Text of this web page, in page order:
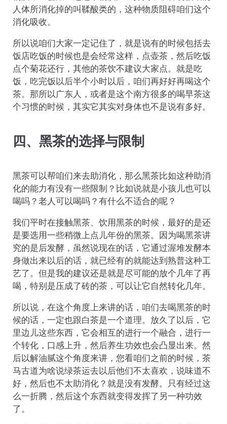
人体所消化掉的叫鞣酸类的，这种物质阻碍咱们这个
消化吸收。
所以说咱们大家一定记住了，就是说有的时候包括去
饭店吃饭的时候也是会经常这样，点壶茶，然后吃饭
点个菊花还行，其他的茶饮不建议大家点。就是吃
饭，吃完饭以后半个小时以后，咱们再好好再喝这个
茶。那所以广东人，或者是这个南方很多的喝早茶这
个习惯的时候，其实它其实对身体也不是说有多好。
四、黑茶的选择与限制
黑茶可以帮咱们来去助消化，那么黑茶比如这种助消
化的能力有没有一些限制？比如说就是小孩儿也可以
喝吗？老人可以喝吗？有什么不适合的呢？
我们平时在接触黑茶、饮用黑茶的时候，最好的是还
是要选用一些稍微上点儿年份的黑茶。因为喝黑茶讲
究的是后发酵，虽然说现在的话，它通过渥堆发酵本
身做出来以后的话，就已经有的就能达到熟普这种工
艺了。但是我的建议还是就是尽可能的放个几年了再
喝，特别是压成了砖的茶，可以让它自然转化几年。
所以说，在这个角度上来讲的话，咱们去喝黑茶的时
候的话，一定也跟白茶是一个道理。放久了以后，它
里边儿这些东西，它会相互的进行一个融合，进行一
个转化，口感上升，然后养生功效也会凸显出来。然
后以解油腻这个角度来讲，您看咱们之前的时候，茶
马古道为啥说绿茶运去以后他们不太喜欢，说味道不
好，然后也不太助消化？就是没有发酵。只有经过这
么一折腾，然后这个东西就变得发挥了另一种功效
了。